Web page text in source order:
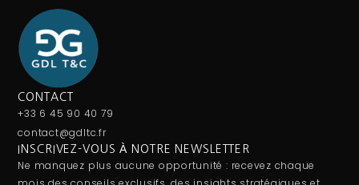
CONTACT
+33 6 45 90 40 79
contact@gdltc.fr
INSCRIVEZ-VOUS À NOTRE NEWSLETTER
Ne manquez plus aucune opportunité : recevez chaque